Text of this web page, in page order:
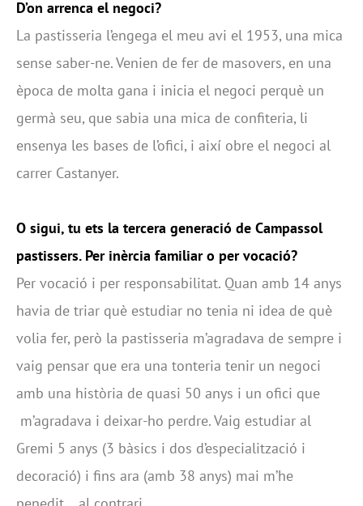
D’on arrenca el negoci?
La pastisseria l’engega el meu avi el 1953, una mica
sense saber-ne. Venien de fer de masovers, en una
època de molta gana i inicia el negoci perquè un
germà seu, que sabia una mica de confiteria, li
ensenya les bases de l’ofici, i així obre el negoci al
carrer Castanyer.
O sigui, tu ets la tercera generació de Campassol
pastissers. Per inèrcia familiar o per vocació?
Per vocació i per responsabilitat. Quan amb 14 anys
havia de triar què estudiar no tenia ni idea de què
volia fer, però la pastisseria m’agradava de sempre i
vaig pensar que era una tonteria tenir un negoci
amb una història de quasi 50 anys i un ofici que
m’agradava i deixar-ho perdre. Vaig estudiar al
Gremi 5 anys (3 bàsics i dos d’especialització i
decoració) i fins ara (amb 38 anys) mai m’he